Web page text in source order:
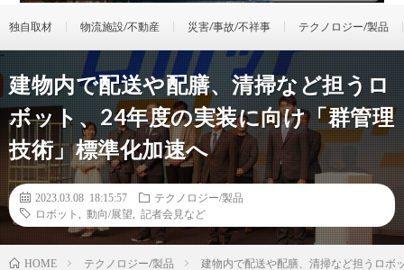
独自取材 物流施設/不動産 災害/事故/不祥事 テクノロジー/製品
建物内で配送や配膳、清掃など担うロ
ボット、24年度の実装に向け「群管理
技術」標準化加速へ
2023.03.08 18:15:57
テクノロジー/製品
ロボット
動向/展望 記者会見など
HOME テクノロジー/製品 建物内で配送や配膳、清掃など担うロボ